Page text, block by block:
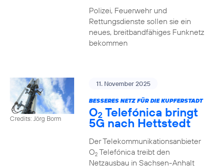
Polizei, Feuerwehr und
Rettungsdienste sollen sie ein
neues, breitbandfähiges Funknetz
bekommen
Credits: Jörg Borm
11. November 2025
BESSERES NETZ FÜR DIE KUPFERSTADT
O2 Telefónica bringt
5G nach Hettstedt
Der Telekommunikationsanbieter
O2Telefónica treibt den
Netzausbau in Sachsen-Anhalt